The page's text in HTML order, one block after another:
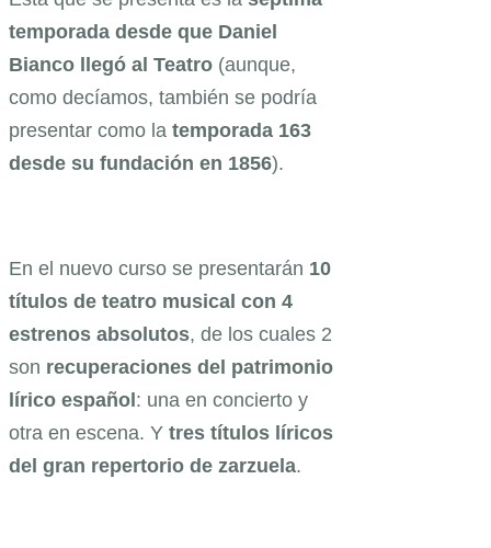
temporada desde que Daniel
Bianco llegó al Teatro (aunque,
como decíamos, también se podría
presentar como la temporada 163
desde su fundación en 1856).
En el nuevo curso se presentarán 10
títulos de teatro musical con 4
estrenos absolutos, de los cuales 2
son recuperaciones del patrimonio
lírico español : una en concierto y
otra en escena. Y tres títulos líricos
del gran repertorio de zarzuela.